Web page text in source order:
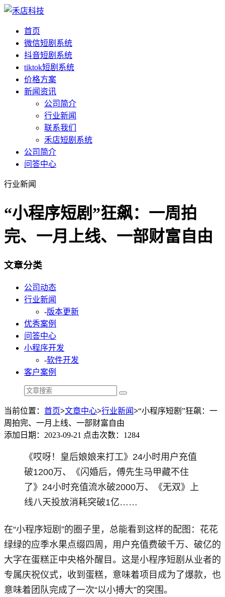
首页
微信短剧系统
抖音短剧系统
tiktok短剧系统
价格方案
新闻资讯
公司简介
行业新闻
联系我们
禾店短剧系统
公司简介
问答中心
行业新闻
“小程序短剧”狂飙：一周拍
完、一月上线、一部财富自由
文章分类
公司动态
行业新闻
-版本更新
优秀案例
问答中心
小程序开发
-软件开发
客户案例
当前位置： 首页>文章中心>行业新闻>“小程序短剧”狂飙：一
周拍完、一月上线、一部财富自由
添加日期：2023-09-21 点击次数：1284
《哎呀！皇后娘娘来打工》24小时用户充值
破1200万、《闪婚后，傅先生马甲藏不住
了》24小时充值流水破2000万、《无双》上
线八天投放消耗突破1亿……
在“小程序短剧”的圈子里，总能看到这样的配图：花花
绿绿的应季水果点缀四周，用户充值费破千万、破亿的
大字在蛋糕正中央格外醒目。这是小程序短剧从业者的
专属庆祝仪式，收到蛋糕，意味着项目成为了爆款，也
意味着团队完成了一次“以小搏大”的突围。